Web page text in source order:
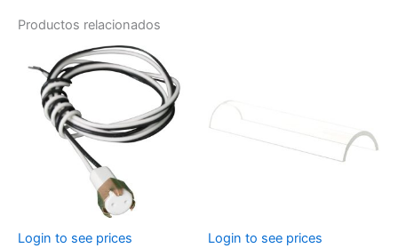
Productos relacionados
Login to see prices Login to see prices